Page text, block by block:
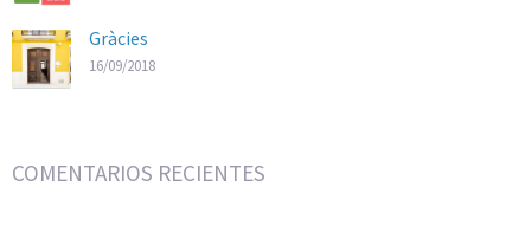
Gràcies
16/09/2018
COMENTARIOS RECIENTES